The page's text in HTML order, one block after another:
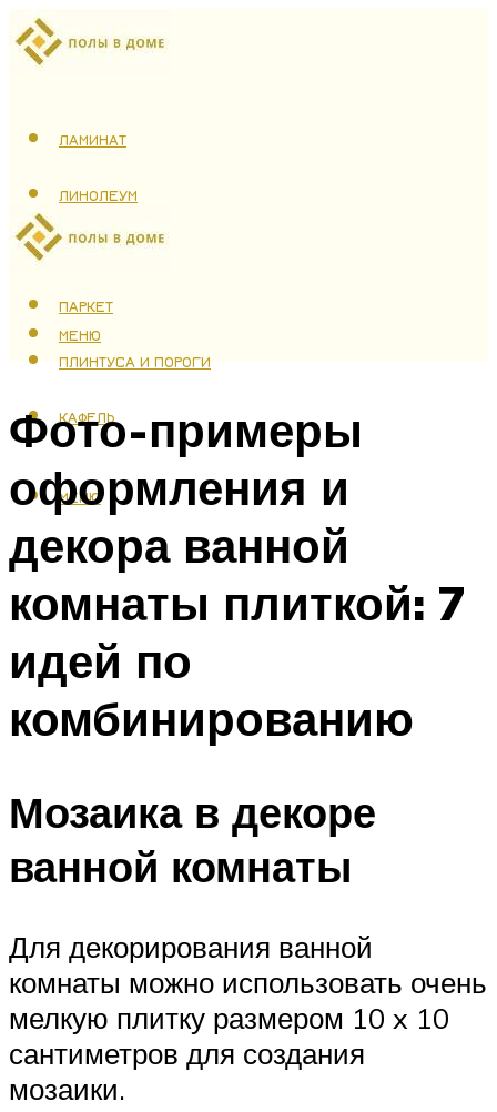
ЛАМИНАТ
ЛИНОЛЕУМ
ТЕПЛЫЙ ПОЛ
ПАРКЕТ
ПЛИНТУСА И ПОРОГИ
КАФЕЛЬ
МЕНЮ
МЕНЮ
Фото-примеры
оформления и
декора ванной
комнаты плиткой: 7
идей по
комбинированию
Мозаика в декоре
ванной комнаты
Для декорирования ванной
комнаты можно использовать очень
мелкую плитку размером 10 x 10
сантиметров для создания
мозаики.